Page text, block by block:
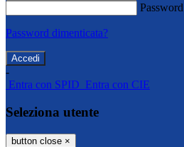
Password
Password dimenticata?
-
Entra con SPID Entra con CIE
Seleziona utente
button close ×